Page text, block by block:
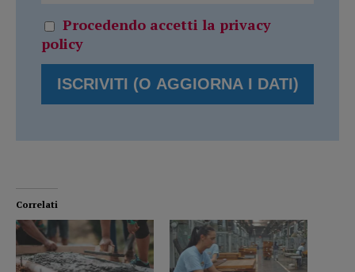
Procedendo accetti la privacy
policy
Correlati